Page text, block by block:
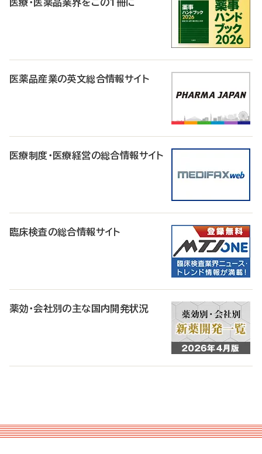
医療・医薬品業界をこの1冊に
医薬品産業の英文総合情報サイト
医療制度・医療経営の総合情報サイト
臨床検査の総合情報サイト
薬効・会社別の主な国内開発状況